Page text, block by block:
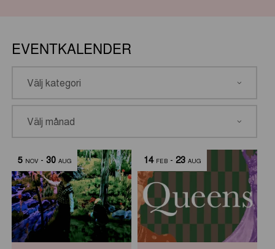
EVENTKALENDER
5 NOV- 30 AUG 14 FEB- 23 AUG